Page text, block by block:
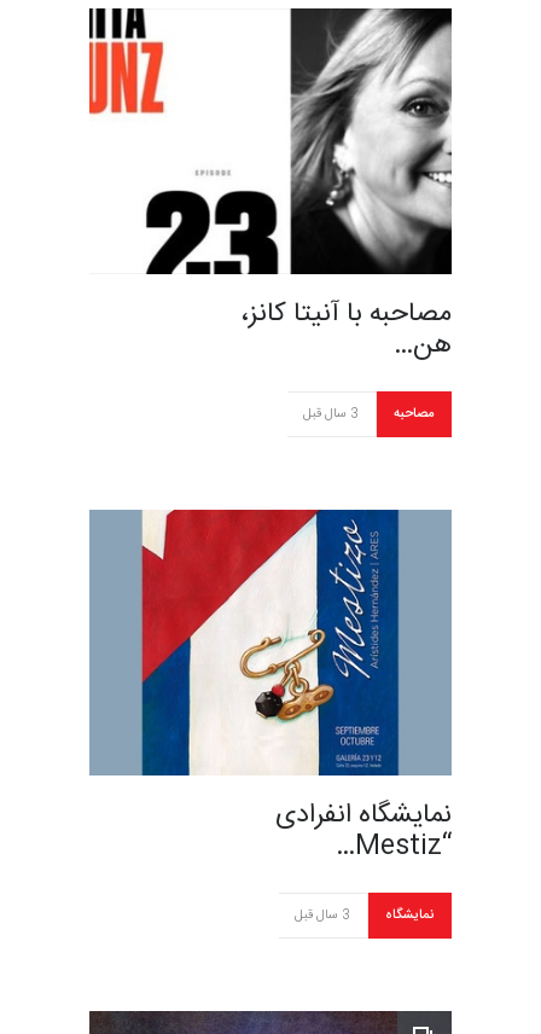
مصاحبه با آنیتا کانز،
هن…
مصاحبه 3 سال قبل
نمایشگاه انفرادی
“Mestiz…
نمایشگاه 3 سال قبل